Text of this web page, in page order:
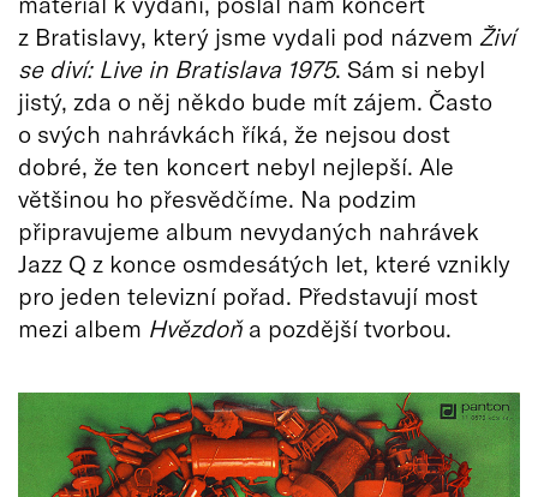
z Bratislavy, který jsme vydali pod názvem Živí
se diví: Live in Bratislava 1975. Sám si nebyl
jistý, zda o něj někdo bude mít zájem. Často
o svých nahrávkách říká, že nejsou dost
dobré, že ten koncert nebyl nejlepší. Ale
většinou ho přesvědčíme. Na podzim
připravujeme album nevydaných nahrávek
Jazz Q z konce osmdesátých let, které vznikly
pro jeden televizní pořad. Představují most
mezi albem Hvězdoňa pozdější tvorbou.